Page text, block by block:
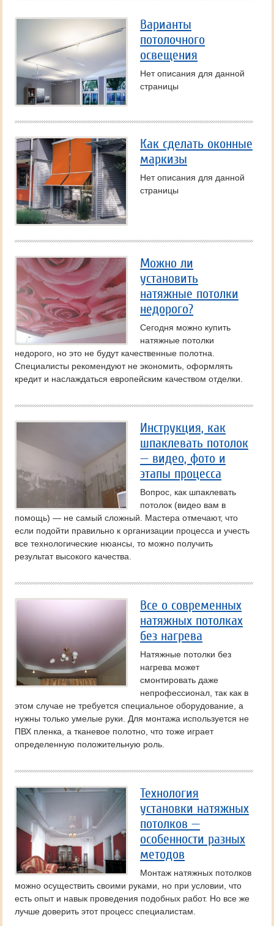
Варианты
потолочного
освещения
Нет описания для данной
страницы
Как сделать оконные
маркизы
Нет описания для данной
страницы
Можно ли
установить
натяжные потолки
недорого?
Сегодня можно купить
натяжные потолки
недорого, но это не будут качественные полотна.
Специалисты рекомендуют не экономить, оформлять
кредит и наслаждаться европейским качеством отделки.
Инструкция, как
шпаклевать потолок
— видео, фото и
этапы процесса
Вопрос, как шпаклевать
потолок (видео вам в
помощь) — не самый сложный. Мастера отмечают, что
если подойти правильно к организации процесса и учесть
все технологические нюансы, то можно получить
результат высокого качества.
Все о современных
натяжных потолках
без нагрева
Натяжные потолки без
нагрева может
смонтировать даже
непрофессионал, так как в
этом случае не требуется специальное оборудование, а
нужны только умелые руки. Для монтажа используется не
ПВХ пленка, а тканевое полотно, что тоже играет
определенную положительную роль.
Технология
установки натяжных
потолков —
особенности разных
методов
Монтаж натяжных потолков
можно осуществить своими руками, но при условии, что
есть опыт и навык проведения подобных работ. Но все же
лучше доверить этот процесс специалистам.